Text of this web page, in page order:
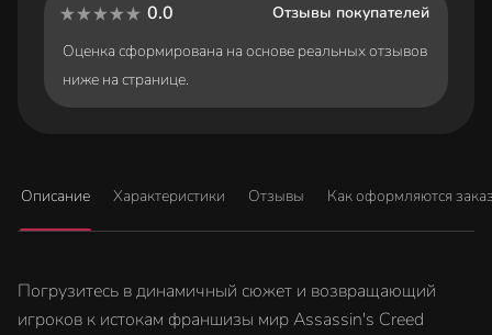
0.0
Отзывы покупателей
Оценка сформирована на основе реальных отзывов
ниже на странице.
Описание Характеристики Отзывы Как оформляются
Погрузитесь в динамичный сюжет и возвращающий
игроков к истокам франшизы мир Assassin's Creed